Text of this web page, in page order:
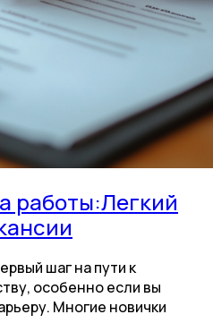
работы:Легкий
шаг на пути к
особенно если вы
Многие новички